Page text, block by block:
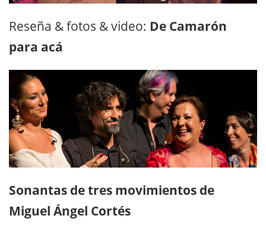
Reseña & fotos & video: De Camarón
para acá
Sonantas de tres movimientos de
Miguel Ángel Cortés